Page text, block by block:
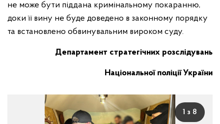
не може бути піддана кримінальному покаранню,
доки її вину не буде доведено в законному порядку
та встановлено обвинувальним вироком суду.
Департамент стратегічних розслідувань
Національної поліції України
1 з 8